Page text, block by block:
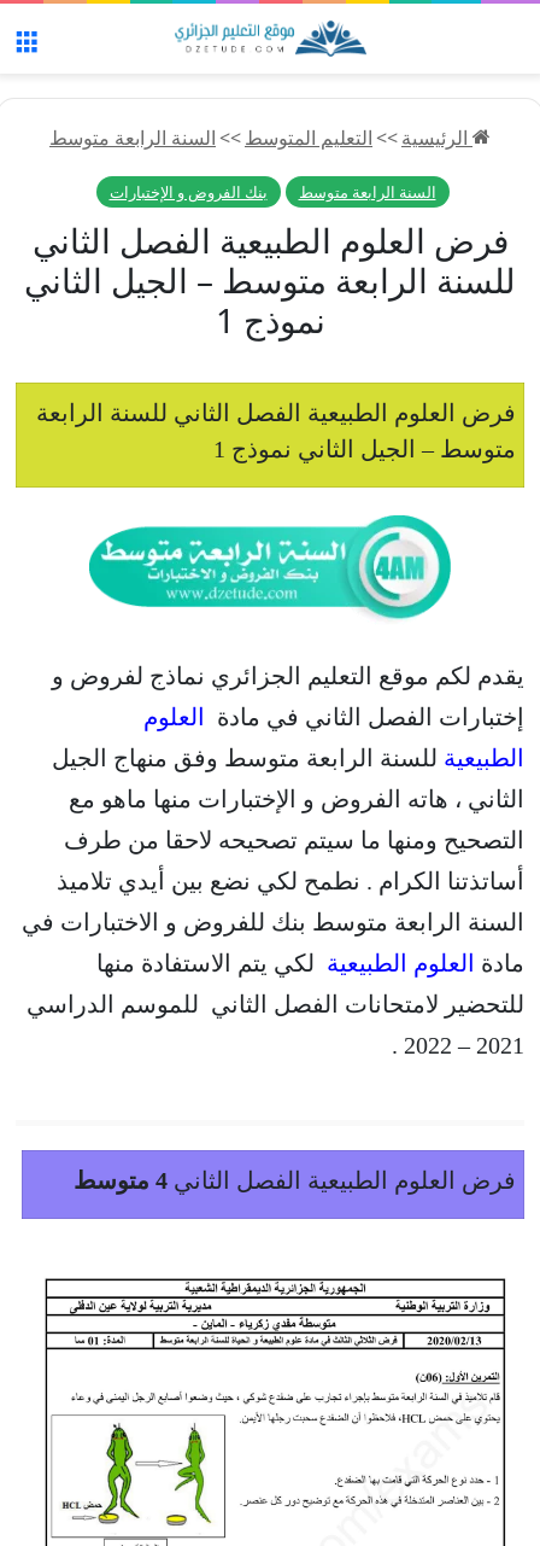
الرئيسية>>التعليم المتوسط>>السنة الرابعة متوسط
السنة الرابعة متوسط بنك الفروض و الإختبارات
فرض العلوم الطبيعية الفصل الثاني
للسنة الرابعة متوسط – الجيل الثاني
نموذج 1
فرض العلوم الطبيعية الفصل الثاني للسنة الرابعة
متوسط – الجيل الثاني نموذج 1
يقدم لكم موقع التعليم الجزائري نماذج لفروض و
إختبارات الفصل الثاني في مادة العلوم
الطبيعية للسنة الرابعة متوسط وفق منهاج الجيل
الثاني ، هاته الفروض و الإختبارات منها ماهو مع
التصحيح ومنها ما سيتم تصحيحه لاحقا من طرف
أساتذتنا الكرام . نطمح لكي نضع بين أيدي تلاميذ
السنة الرابعة متوسط بنك للفروض و الاختبارات في
مادة العلوم الطبيعية لكي يتم الاستفادة منها
للتحضير لامتحانات الفصل الثاني للموسم الدراسي
2021 – 2022 .
فرض العلوم الطبيعية الفصل الثاني 4 متوسط